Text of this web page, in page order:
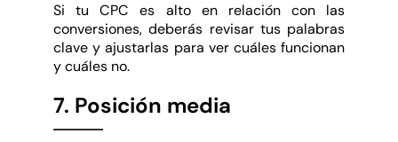
Si tu CPC es alto en relación con las
conversiones, deberás revisar tus palabras
clave y ajustarlas para ver cuáles funcionan
y cuáles no.
7. Posición media